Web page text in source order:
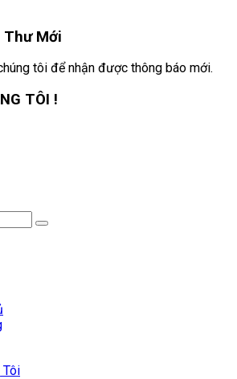
Thư Mới
tôi để nhận được thông báo mới.
TÔI !
Tôi